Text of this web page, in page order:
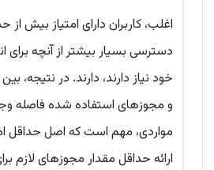
اغلب، کاربران دارای امتیاز بیش
دسترسی بسیار بیشتر از آنچه
خود نیاز دارند، دارند. در نتیجه،
و مجوزهای استفاده شده فاصله
ارائه حداقل مقدار مجوزهای لازم